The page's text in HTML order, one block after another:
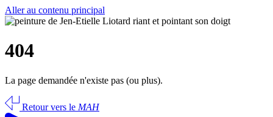
Aller au contenu principal
404
La page demandée n'existe pas (ou plus).
Retour vers le MAH